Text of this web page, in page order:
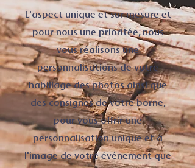
L'aspect unique et sur mesure et
pour nous une prioritée, nous
vous réalisons une
personnalisations de votre
habillage des photos ainsi que
des consignes de votre borne,
pour vous offrir une
personnalisation unique et à
l'image de votre événement que